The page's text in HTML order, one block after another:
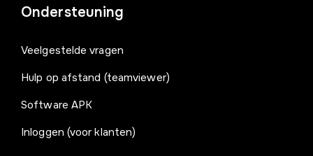
Ondersteuning
Veelgestelde vragen
Hulp op afstand (teamviewer)
Software APK
Inloggen (voor klanten)